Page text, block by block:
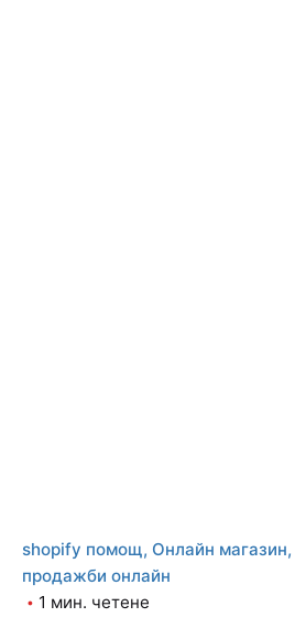
shopify помощ Онлайн магазин
продажби онлайн
1 мин. четене